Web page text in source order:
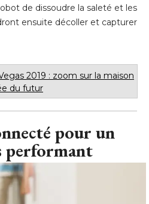
de dissoudre la saleté et les
ensuite décoller et capturer
2019 : zoom sur la maison
du futur
pour un
performant